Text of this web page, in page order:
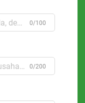
0/100
0/200